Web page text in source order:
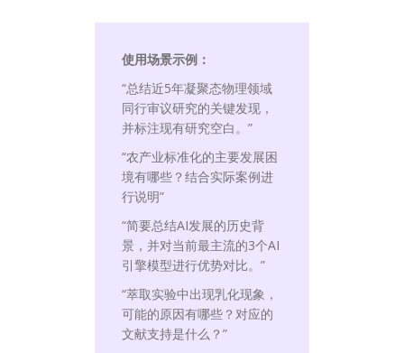
使用场景示例：
“总结近5年凝聚态物理领域
同行审议研究的关键发现，
并标注现有研究空白。”
“农产业标准化的主要发展困
境有哪些？结合实际案例进
行说明”
“简要总结AI发展的历史背
景，并对当前最主流的3个AI
引擎模型进行优势对比。”
“萃取实验中出现乳化现象，
可能的原因有哪些？对应的
文献支持是什么？”